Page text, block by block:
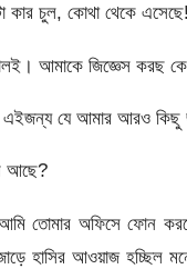
কার চুল, কোথা থেকে এসেছে!
আমাকে জিজ্ঞেস করছ
এইজন্য যে আমার আরও কিছু
আছে?
তোমার অফিসে ফোন
হাসির আওয়াজ হচ্ছিল